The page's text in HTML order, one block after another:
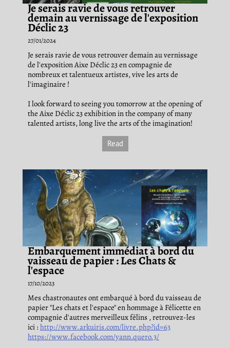
Je serais ravie de vous retrouver
demain au vernissage de l'exposition
Déclic 23
27/01/2024
Je serais ravie de vous retrouver demain au vernissage
de l'exposition Aixe Déclic 23 en compagnie de
nombreux et talentueux artistes, vive les arts de
l'imaginaire !
I look forward to seeing you tomorrow at the opening of
the Aixe Déclic 23 exhibition in the company of many
talented artists, long live the arts of the imagination!
Read
Embarquement immédiat à bord du
vaisseau de papier : Les Chats &
l'espace
17/10/2023
Mes chastronautes ont embarqué à bord du vaisseau de
papier "Les chats et l'espace" en hommage à Félicette en
compagnie d'autres merveilleux félins , retrouvez-les
ici : http://www.arkuiris.com/livre.php?id=63
https://www.facebook.com/yann.quero.3/